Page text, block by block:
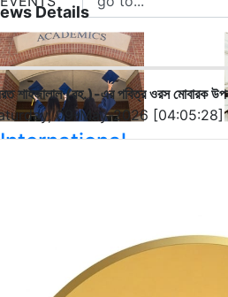
International
Details
শাহজালাল (রহ.)-এর পবিত্র ওরস মোবারক
09-May-2026 [04:05:28]